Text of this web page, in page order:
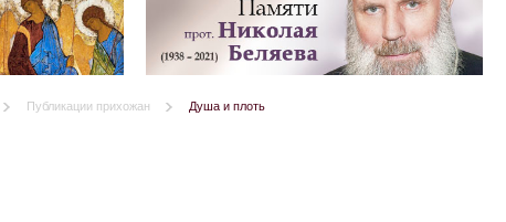
Публикации прихожан Душа и плоть